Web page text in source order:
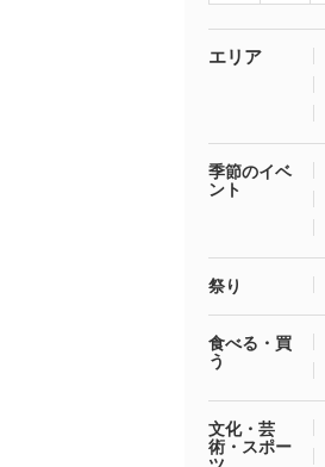
エリア
季節のイベ
ント
祭り
食べる・買
う
文化・芸
術・スポー